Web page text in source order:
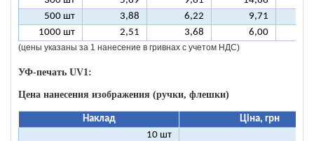
500 шт
3,88 6,22 9,71
1000 шт
2,51 3,68 6,00
(цены указаны за 1 нанесение в гривнах с учетом НДС)
УФ-печать UV1:
Цена нанесения изображения (ручки, флешки)
Наклад
Ціна, грн
10 шт